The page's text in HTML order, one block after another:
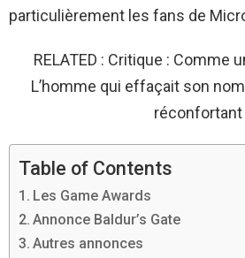
particulièrement les fans de
RELATED : Critique : Comme
L’homme qui effaçait son
réconfortant
Table of Contents
Les Game Awards
Annonce Baldur’s Gate
Autres annonces